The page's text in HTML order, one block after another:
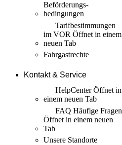
Beförderungs­
bedingungen
Tarif­bestimmungen
im VOR Öffnet in einem
neuen Tab
Fahrgastrechte
Kontakt & Service
HelpCenterÖffnet in
einem neuen Tab
FAQ Häufige Fragen
Öffnet in einem neuen
Tab
Unsere Standorte